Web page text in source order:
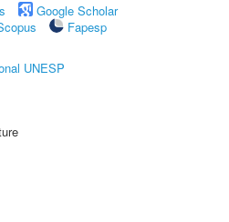
Google Scholar
Fapesp
UNESP